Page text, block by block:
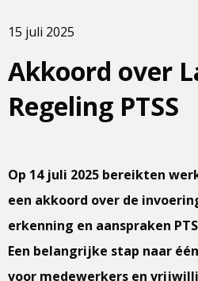
Akkoord over
Regeling PTSS
15 juli 2025
Op 14 juli 2025 bereikten
een akkoord over de
erkenning en aanspraken
Een belangrijke stap naar
voor medewerkers en